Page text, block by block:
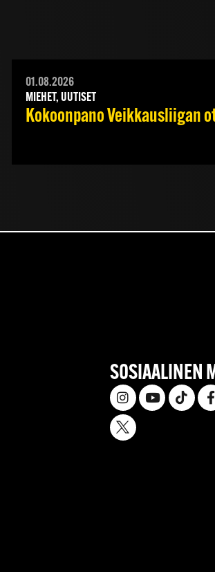
01.08.2026
MIEHET, UUTISET
Kokoonpano Veikkausliigan
SOSIAALINEN